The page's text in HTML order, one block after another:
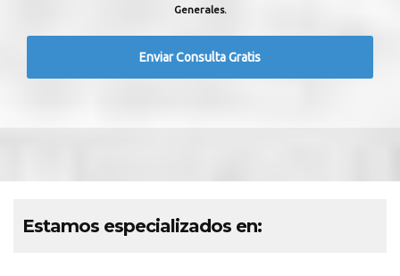
Generales.
Estamos especializados en: